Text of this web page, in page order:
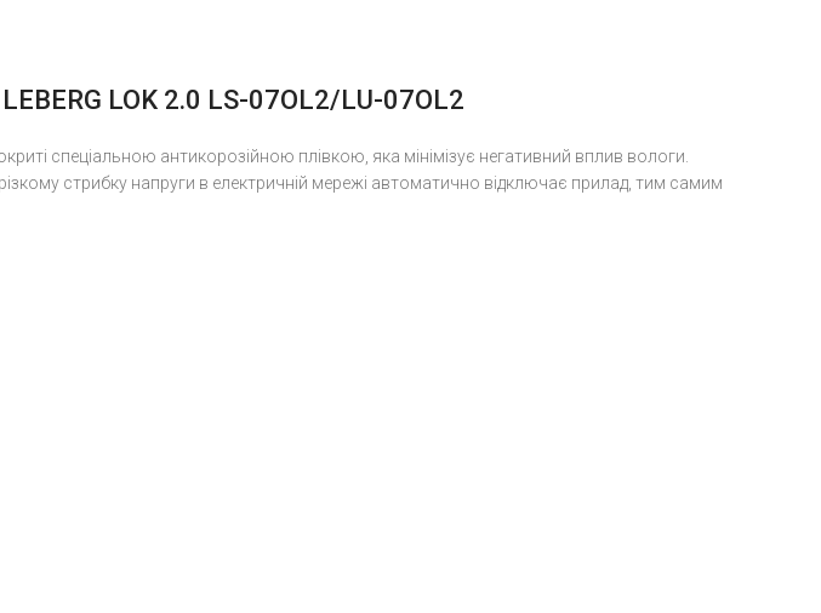
LOK 2.0 LS-07OL2/LU-07OL2
спеціальною антикорозійною плівкою, яка мінімізує негативний вплив вологи.
стрибку напруги в електричній мережі автоматично відключає прилад, тим самим